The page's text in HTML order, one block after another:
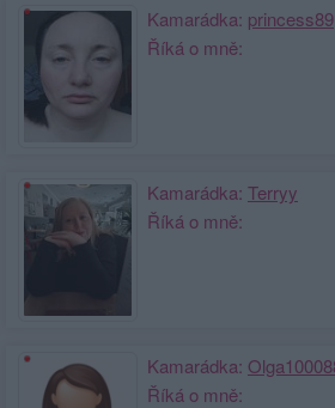
Kamarádka: princess89
Říká o mně:
Kamarádka: Terryy
Říká o mně:
Kamarádka:
Říká o mně: